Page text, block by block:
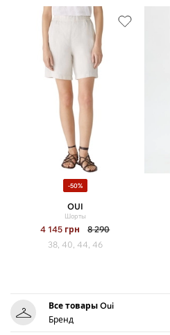
-50%
OUI
Шорты
4 145 грн
8 290
38, 40, 44, 46
Все товары Oui
Бренд